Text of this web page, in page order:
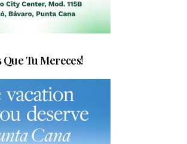
Que Tu Mereces!